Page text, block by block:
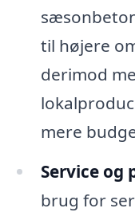
til højere
derimod
mere
Service og
brug for